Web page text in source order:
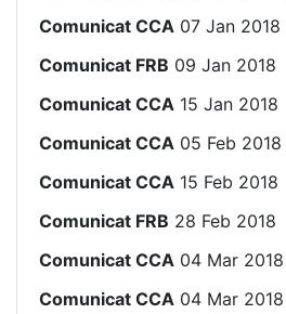
Comunicat CCA 07 Jan 2018
Comunicat FRB 09 Jan 2018
Comunicat CCA 15 Jan 2018
Comunicat CCA 05 Feb 2018
Comunicat CCA 15 Feb 2018
Comunicat FRB 28 Feb 2018
Comunicat CCA 04 Mar 2018
Comunicat CCA 04 Mar 2018